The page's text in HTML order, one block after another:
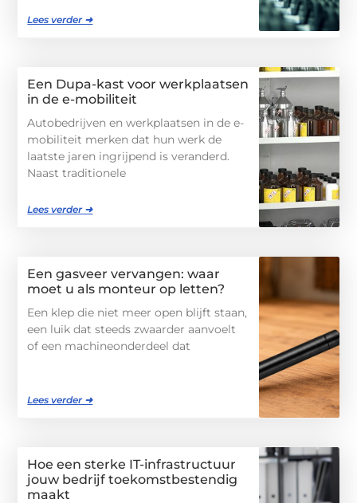
Lees verder ➜
Een Dupa-kast voor werkplaatsen
in de e-mobiliteit
Autobedrijven en werkplaatsen in de e-
mobiliteit merken dat hun werk de
laatste jaren ingrijpend is veranderd.
Naast traditionele
Lees verder ➜
Een gasveer vervangen: waar
moet u als monteur op letten?
Een klep die niet meer open blijft staan,
een luik dat steeds zwaarder aanvoelt
of een machineonderdeel dat
Lees verder ➜
Hoe een sterke IT-infrastructuur
jouw bedrijf toekomstbestendig
maakt